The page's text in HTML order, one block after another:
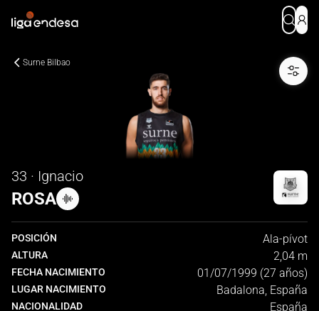
Surne Bilbao
33 · Ignacio
ROSA
POSICIÓN Ala-pívot
ALTURA 2,04 m
FECHA NACIMIENTO 01/07/1999 (27 años)
LUGAR NACIMIENTO Badalona, España
NACIONALIDAD España